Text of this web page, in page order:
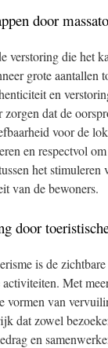
door
verstoring die het
grote aantallen
en
dat de
voor de
en respectvol
het
van de bewoners.
door
is de
Met
van
dat zowel
en